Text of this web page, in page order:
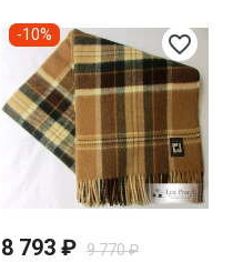
favorite_border
8 793 ₽ 9 770 ₽
-10%